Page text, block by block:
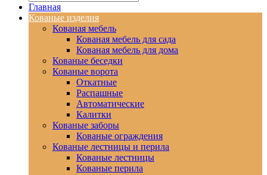
Главная
Кованые изделия
Кованая мебель
Кованая мебель для сада
Кованая мебель для дома
Кованые беседки
Кованые ворота
Откатные
Распашные
Автоматические
Калитки
Кованые заборы
Кованые ограждения
Кованые лестницы и перила
Кованые лестницы
Кованые перила